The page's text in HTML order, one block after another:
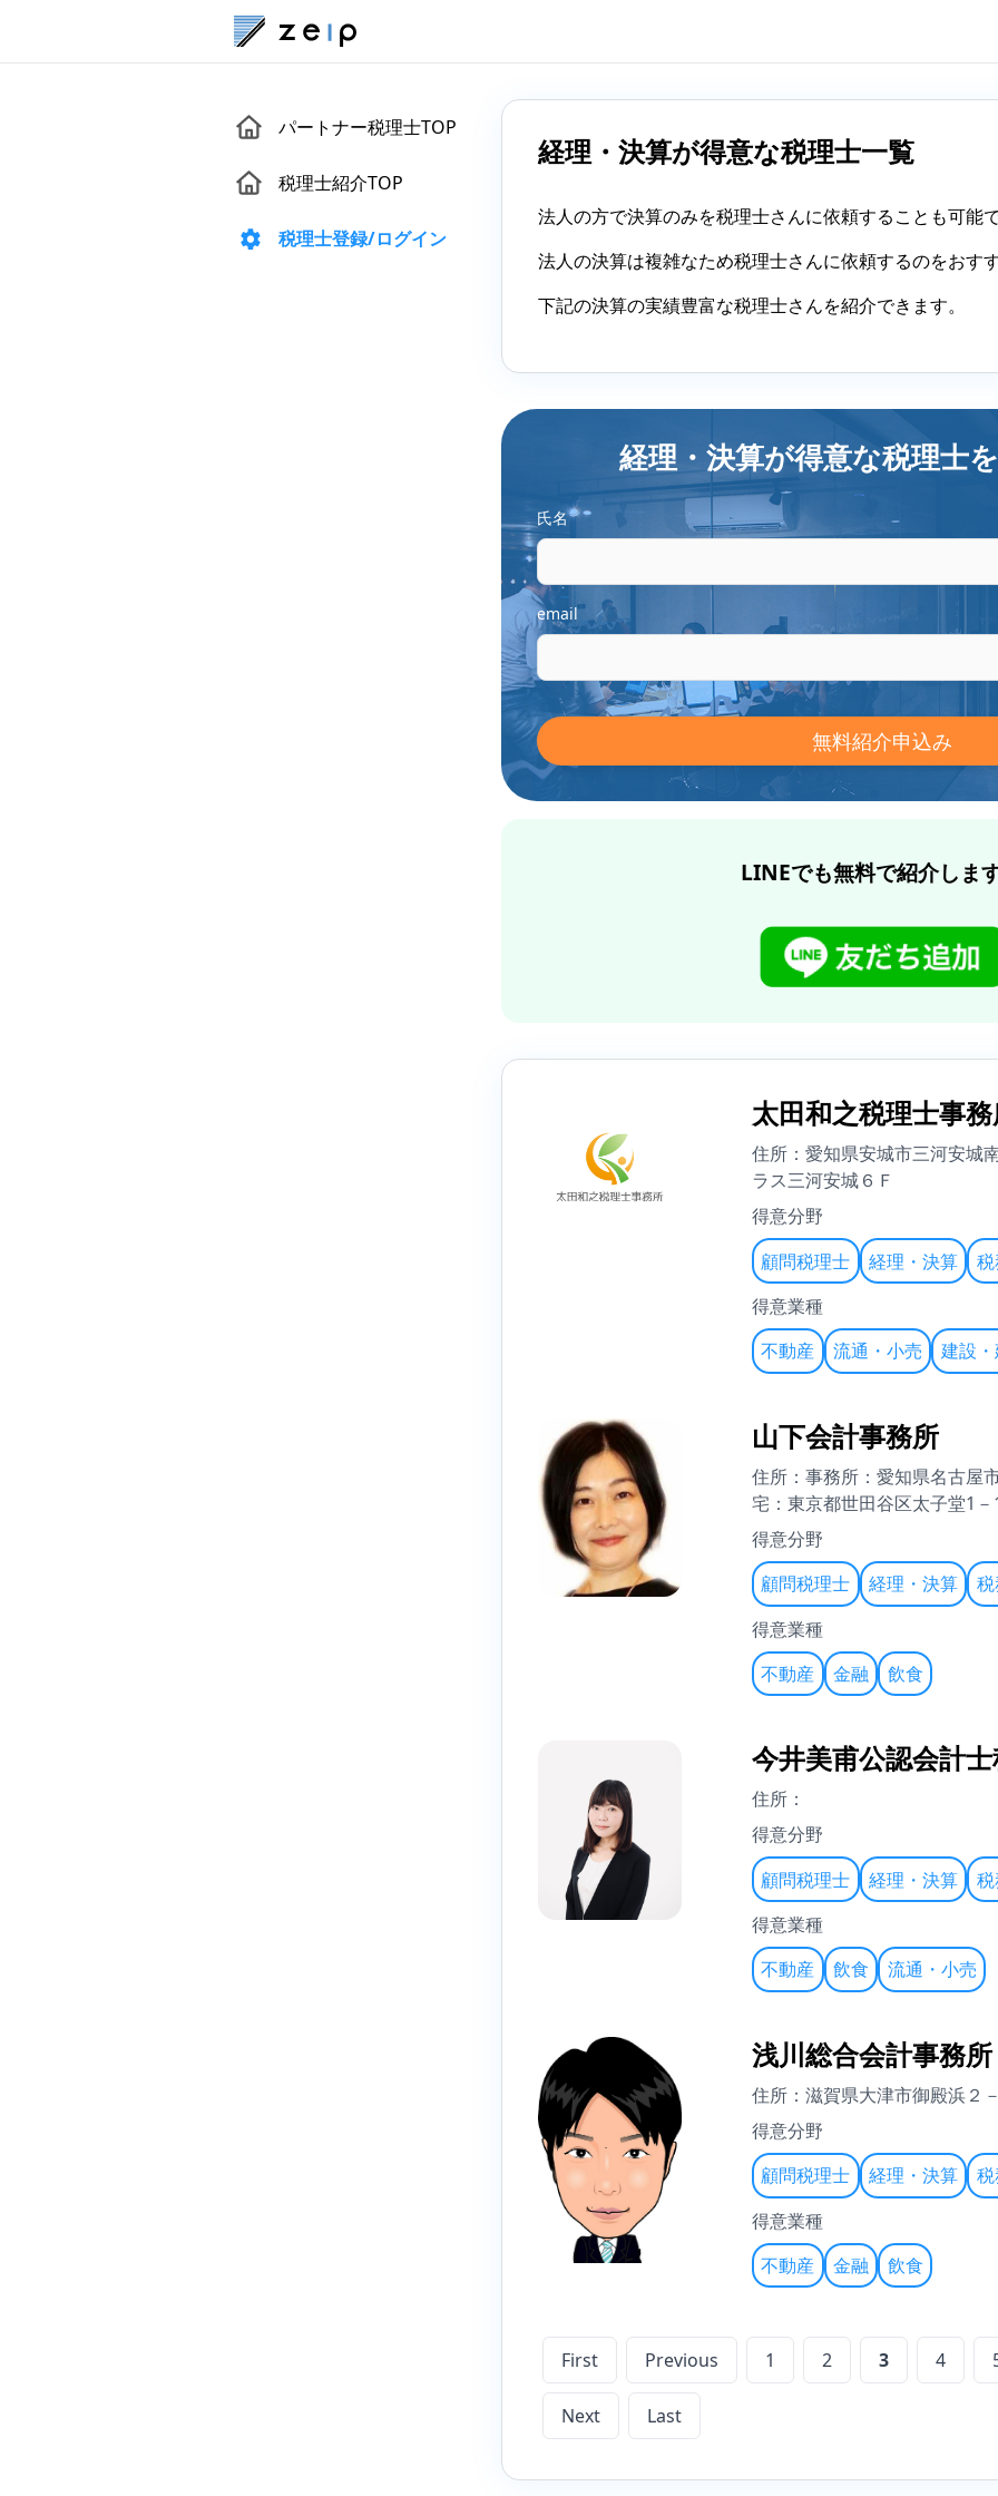
パートナー税理士TOP
税理士紹介TOP
税理士登録/ログイン
経理・決算が得意な税理士一覧
法人の方で決算のみを税理士さんに依頼することも可能
法人の決算は複雑なため税理士さんに依頼するのをおす
下記の決算の実績豊富な税理士さんを紹介できます。
経理・決算が得意な税理士
氏名
email
LINEでも無料で紹介しま
太田和之税理士事
住所：愛知県安城市三河安城
ラス三河安城６Ｆ
得意分野
顧問税理士
経理・決算
得意業種
不動産
流通・小売 建設
山下会計事務所
住所：事務所：愛知県名古屋
宅：東京都世田谷区太子堂1
得意分野
顧問税理士
経理・決算
得意業種
不動産
金融 飲食
今井美甫公認会計
住所：
得意分野
顧問税理士
経理・決算
得意業種
不動産
飲食 流通・小売
浅川総合会計事務所
住所：滋賀県大津市御殿浜２
得意分野
顧問税理士
経理・決算
得意業種
不動産
金融 飲食
First Previous 1 2 3 4
Next Last